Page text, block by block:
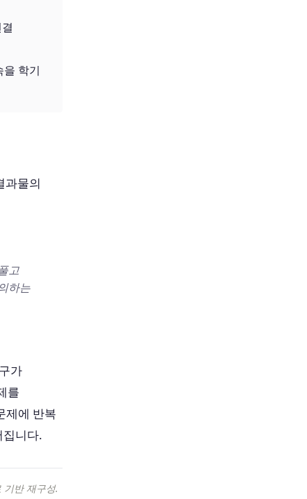
학기
과물의
고
하는
가
를
제에 반복
집니다.
기반 재구성.